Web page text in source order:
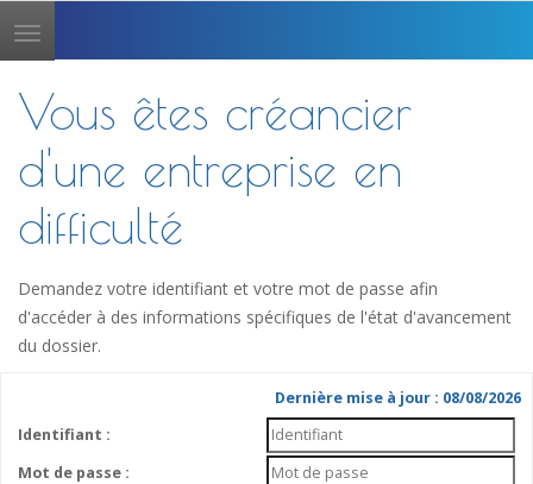
Toggle
navigation
Vous êtes créancier
d'une entreprise en
difficulté
Demandez votre identifiant et votre mot de passe afin
d'accéder à des informations spécifiques de l'état d'avancement
du dossier.
Dernière mise à jour : 08/08/2026
Identifiant :
Mot de passe :